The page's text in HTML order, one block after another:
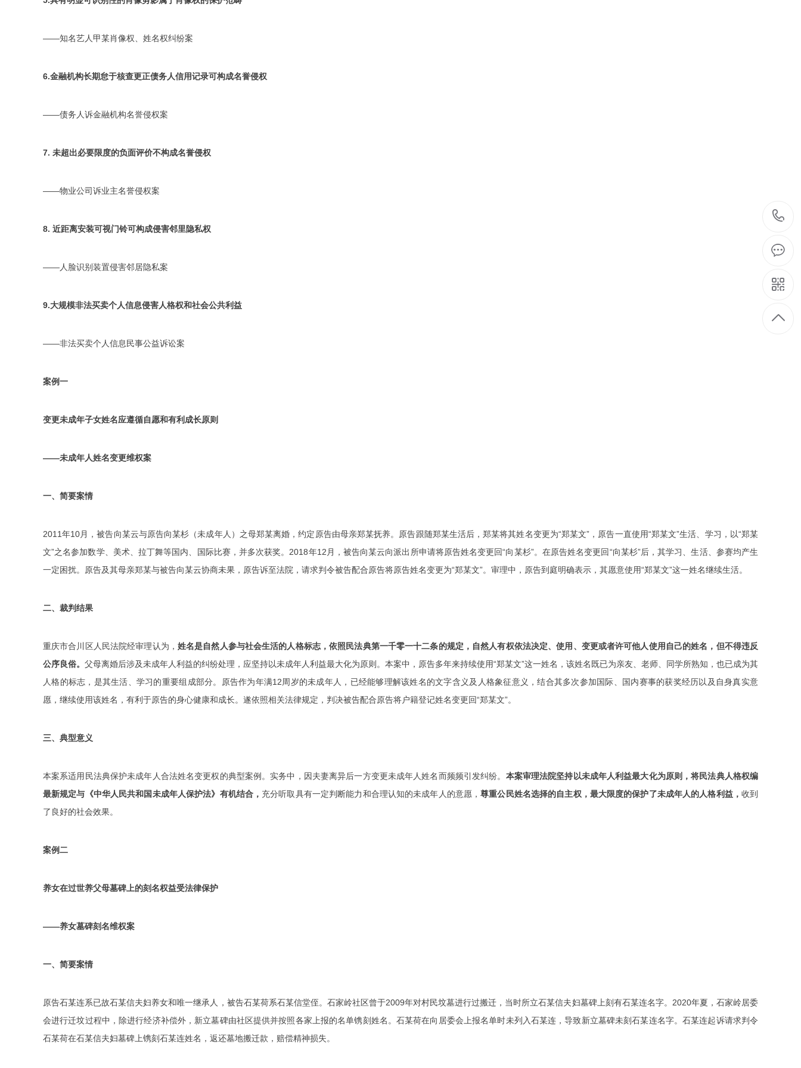
——知名艺人甲某肖像权、姓名权纠纷案
6.金融机构长期怠于核查更正债务人信用记录可构成名誉侵权
——债务人诉金融机构名誉侵权案
7. 未超出必要限度的负面评价不构成名誉侵权
——物业公司诉业主名誉侵权案
8. 近距离安装可视门铃可构成侵害邻里隐私权
——人脸识别装置侵害邻居隐私案
9.大规模非法买卖个人信息侵害人格权和社会公共利益
——非法买卖个人信息民事公益诉讼案
案例一
变更未成年子女姓名应遵循自愿和有利成长原则
——未成年人姓名变更维权案
一、简要案情
2011年10月，被告向某云与原告向某杉（未成年人）之母郑某离婚，约定原告由母亲郑某抚养。原告跟随郑某生活后，郑某将其姓名变更为“郑某文”，原告一直使用“郑某文”生活、学习，以“郑某
文”之名参加数学、美术、拉丁舞等国内、国际比赛，并多次获奖。2018年12月，被告向某云向派出所申请将原告姓名变更回“向某杉”。在原告姓名变更回“向某杉”后，其学习、生活、参赛均产生
一定困扰。原告及其母亲郑某与被告向某云协商未果，原告诉至法院，请求判令被告配合原告将原告姓名变更为“郑某文”。审理中，原告到庭明确表示，其愿意使用“郑某文”这一姓名继续生活。
二、裁判结果
重庆市合川区人民法院经审理认为， 姓名是自然人参与社会生活的人格标志，依照民法典第一千零一十二条的规定，自然人有权依法决定、使用、变更或者许可他人使用自己的姓名，但不得违反
公序良俗。 父母离婚后涉及未成年人利益的纠纷处理，应坚持以未成年人利益最大化为原则。本案中，原告多年来持续使用“郑某文”这一姓名，该姓名既已为亲友、老师、同学所熟知，也已成为其
人格的标志，是其生活、学习的重要组成部分。原告作为年满12周岁的未成年人，已经能够理解该姓名的文字含义及人格象征意义，结合其多次参加国际、国内赛事的获奖经历以及自身真实意
愿，继续使用该姓名，有利于原告的身心健康和成长。遂依照相关法律规定，判决被告配合原告将户籍登记姓名变更回“郑某文”。
三、典型意义
本案系适用民法典保护未成年人合法姓名变更权的典型案例。实务中，因夫妻离异后一方变更未成年人姓名而频频引发纠纷。 本案审理法院坚持以未成年人利益最大化为原则，将民法典人格权编
最新规定与《中华人民共和国未成年人保护法》有机结合， 充分听取具有一定判断能力和合理认知的未成年人的意愿，尊重公民姓名选择的自主权，最大限度的保护了未成年人的人格利益， 收到
了良好的社会效果。
案例二
养女在过世养父母墓碑上的刻名权益受法律保护
——养女墓碑刻名维权案
一、简要案情
原告石某连系已故石某信夫妇养女和唯一继承人，被告石某荷系石某信堂侄。石家岭社区曾于2009年对村民坟墓进行过搬迁，当时所立石某信夫妇墓碑上刻有石某连名字。2020年夏，石家岭居委
会进行迁坟过程中，除进行经济补偿外，新立墓碑由社区提供并按照各家上报的名单镌刻姓名。石某荷在向居委会上报名单时未列入石某连，导致新立墓碑未刻石某连名字。石某连起诉请求判令
石某荷在石某信夫妇墓碑上镌刻石某连姓名，返还墓地搬迁款，赔偿精神损失。